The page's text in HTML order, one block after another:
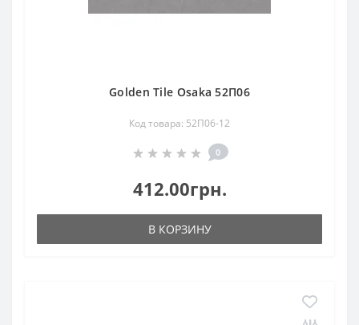
Golden Tile Osaka 52П06
Код товара: 52П06-12
0
412.00грн.
В КОРЗИНУ